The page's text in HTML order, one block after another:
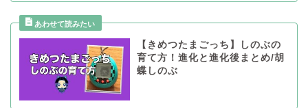
【きめつたまごっち】しのぶの
育て方！進化と進化後まとめ/胡
蝶しのぶ